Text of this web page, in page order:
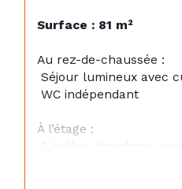
Surface : 81 m²
Au rez-de-chaussée :
Séjour lumineux avec
WC indépendant
À l’étage :